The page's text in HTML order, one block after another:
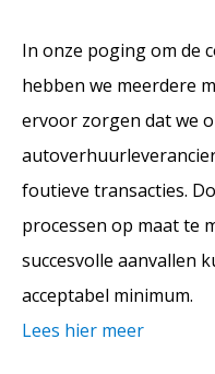
In onze poging om de
hebben we meerdere
ervoor zorgen dat we
foutieve transacties.
processen op maat te
succesvolle aanvallen
acceptabel minimum.
Lees hier meer